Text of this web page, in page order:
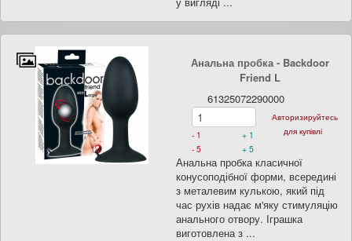
Анальна пробка - Backdoor
Friend L
61325072290000
+ 1
- 1
- 5
+ 5
Авторизируйтесь
для купівлі
Анальна пробка класичної
конусоподібної форми, всередині
з металевим кулькою, який під
час рухів надає м'яку стимуляцію
анального отвору. Іграшка
виготовлена з ...